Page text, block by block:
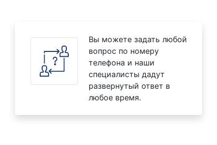
Вы можете задать любой
вопрос по номеру
телефона и наши
специалисты дадут
развернутый ответ в
любое время.